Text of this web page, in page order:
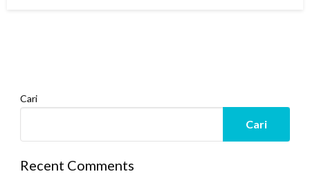
Cari
Cari
Recent Comments